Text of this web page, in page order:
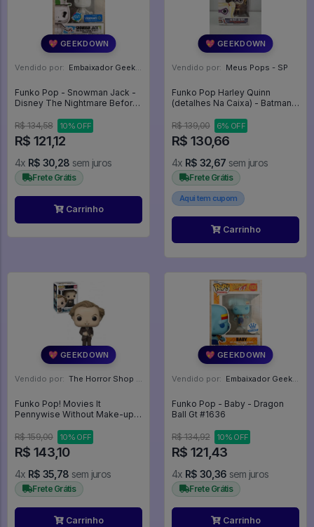
💖 GEEKDOWN
Vendido por: Embaixador Geek - SP
Funko Pop - Snowman Jack -
Disney The Nightmare Before
R$ 134,58
10% OFF
R$ 121,12
4x R$ 30,28 sem juros
Frete Grátis
Carrinho
💖 GEEKDOWN
Vendido por: Meus Pops - SP
Funko Pop Harley Quinn
(detalhes Na Caixa) - Batman
R$ 139,00
6% OFF
R$ 130,66
4x R$ 32,67 sem juros
Frete Grátis
Aqui tem cupom
Carrinho
💖 GEEKDOWN
Vendido por: The Horror Shop - Colecionáveis - MG
Funko Pop! Movies It
Pennywise Without Make-up -
R$ 159,00
10% OFF
R$ 143,10
4x R$ 35,78 sem juros
Frete Grátis
Carrinho
💖 GEEKDOWN
Vendido por: Embaixador Geek - SP
Funko Pop - Baby - Dragon
Ball Gt #1636
R$ 134,92 10% OFF
R$ 121,43
4x R$ 30,36 sem juros
Frete Grátis
Carrinho